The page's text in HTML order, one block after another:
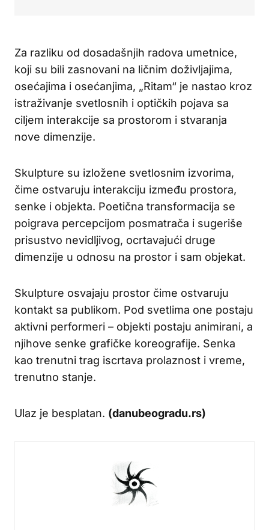
Za razliku od dosadašnjih radova umetnice,
koji su bili zasnovani na ličnim doživljajima,
osećajima i osećanjima, „Ritam“ je nastao kroz
istraživanje svetlosnih i optičkih pojava sa
ciljem interakcije sa prostorom i stvaranja
nove dimenzije.
Skulpture su izložene svetlosnim izvorima,
čime ostvaruju interakciju između prostora,
senke i objekta. Poetična transformacija se
poigrava percepcijom posmatrača i sugeriše
prisustvo nevidljivog, ocrtavajući druge
dimenzije u odnosu na prostor i sam objekat.
Skulpture osvajaju prostor čime ostvaruju
kontakt sa publikom. Pod svetlima one postaju
aktivni performeri – objekti postaju animirani, a
njihove senke grafičke koreografije. Senka
kao trenutni trag iscrtava prolaznost i vreme,
trenutno stanje.
Ulaz je besplatan. (danubeogradu.rs)